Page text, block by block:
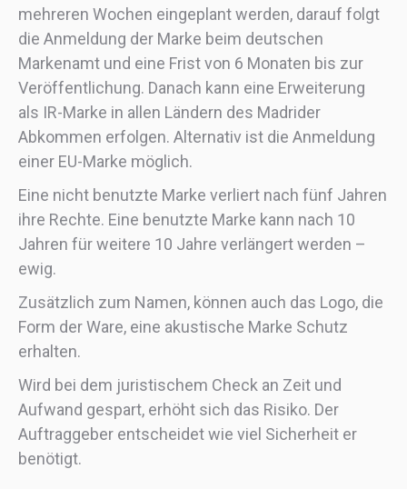
mehreren Wochen eingeplant werden, darauf folgt
die Anmeldung der Marke beim deutschen
Markenamt und eine Frist von 6 Monaten bis zur
Veröffentlichung. Danach kann eine Erweiterung
als IR-Marke in allen Ländern des Madrider
Abkommen erfolgen. Alternativ ist die Anmeldung
einer EU-Marke möglich.
Eine nicht benutzte Marke verliert nach fünf Jahren
ihre Rechte. Eine benutzte Marke kann nach 10
Jahren für weitere 10 Jahre verlängert werden –
ewig.
Zusätzlich zum Namen, können auch das Logo, die
Form der Ware, eine akustische Marke Schutz
erhalten.
Wird bei dem juristischem Check an Zeit und
Aufwand gespart, erhöht sich das Risiko. Der
Auftraggeber entscheidet wie viel Sicherheit er
benötigt.